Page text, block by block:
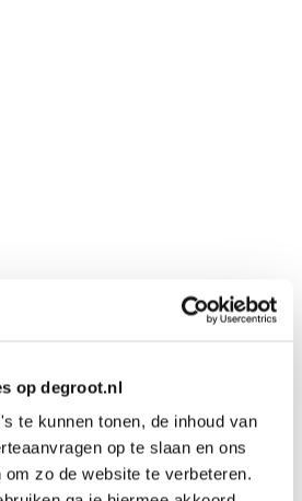
op degroot.nl
te kunnen tonen, de inhoud van
op te slaan en ons
zo de website te verbeteren.